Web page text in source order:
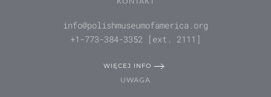
info@polishmuseumofamerica.org
+1-773-384-3352 [ext. 2111]
WIĘCEJ INFO
UWAGA